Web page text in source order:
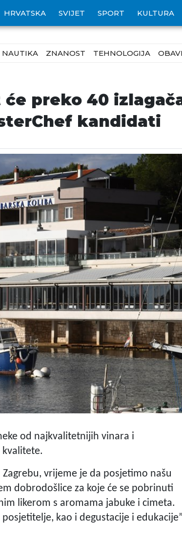
HRVATSKA SVIJET SPORT KULTURA
NAUTIKA ZNANOST TEHNOLOGIJA
preko 40
kandidati
od najkvalitetnijih vinara i
vrijeme je da posjetimo našu
dobrodošlice za koje će se pobrinuti
likerom s aromama jabuke i cimeta.
kao i degustacije i